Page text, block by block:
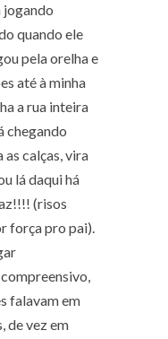
jogando
quando ele
pela orelha e
até à minha
a rua inteira
chegando
calças, vira
lá daqui há
(risos
força pro pai).
falavam em
de vez em